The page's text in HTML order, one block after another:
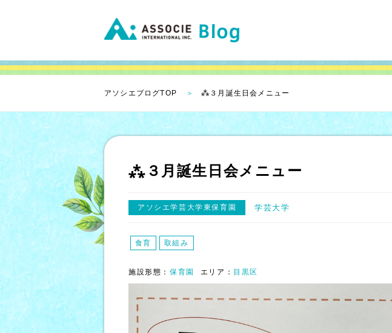
アソシエブログTOP ⁂３月誕生日会メニュー
⁂３月誕生日会メニュー
アソシエ学芸大学東保育園 学芸大学
食育 取組み
施設形態： 保育園 エリア： 目黒区